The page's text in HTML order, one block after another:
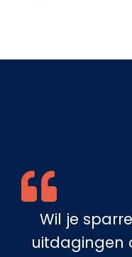
Wil je
uitdagingen